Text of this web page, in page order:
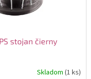
stojan čierny
Skladom (1 ks)